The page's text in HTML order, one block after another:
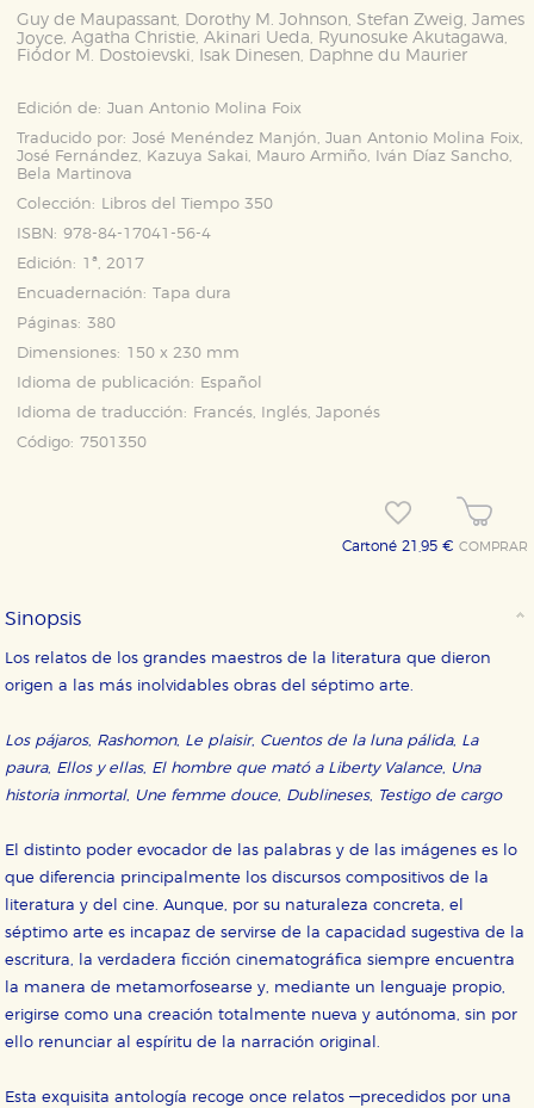
Guy de Maupassant, Dorothy M. Johnson,Stefan Zweig,James
Joyce,Agatha Christie,Akinari Ueda, Ryunosuke Akutagawa,
Fiódor M. Dostoievski, Isak Dinesen, Daphne du Maurier
Edición de: Juan Antonio Molina Foix
Traducido por: José Menéndez Manjón, Juan Antonio Molina Foix,
José Fernández, Kazuya Sakai, Mauro Armiño, Iván Díaz Sancho,
Bela Martinova
Colección:
Libros del Tiempo 350
ISBN: 978-84-17041-56-4
Edición: 1ª, 2017
Encuadernación: Tapa dura
Páginas: 380
Dimensiones: 150 x 230 mm
Idioma de publicación:
Español
Idioma de traducción:
Francés, Inglés, Japonés
Código: 7501350
Cartoné 21,95 €COMPRAR
Sinopsis
Los relatos de los grandes maestros de la literatura que dieron
origen a las más inolvidables obras del séptimo arte.
Los pájaros, Rashomon, Le plaisir, Cuentos de la luna pálida, La
paura, Ellos y ellas, El hombre que mató a Liberty Valance, Una
historia inmortal, Une femme douce, Dublineses, Testigo de cargo
El distinto poder evocador de las palabras y de las imágenes es lo
que diferencia principalmente los discursos compositivos de la
literatura y del cine. Aunque, por su naturaleza concreta, el
séptimo arte es incapaz de servirse de la capacidad sugestiva de la
escritura, la verdadera ficción cinematográfica siempre encuentra
la manera de metamorfosearse y, mediante un lenguaje propio,
erigirse como una creación totalmente nueva y autónoma, sin por
ello renunciar al espíritu de la narración original.
Esta exquisita antología recoge once relatos —precedidos por una